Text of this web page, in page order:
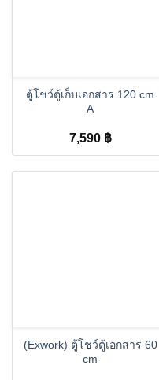
ตู้โชว์ตู้เก็บเอกสาร 120 cm
A
7,590 ฿
(Exwork) ตู้โชว์ตู้เอกสาร 60
cm